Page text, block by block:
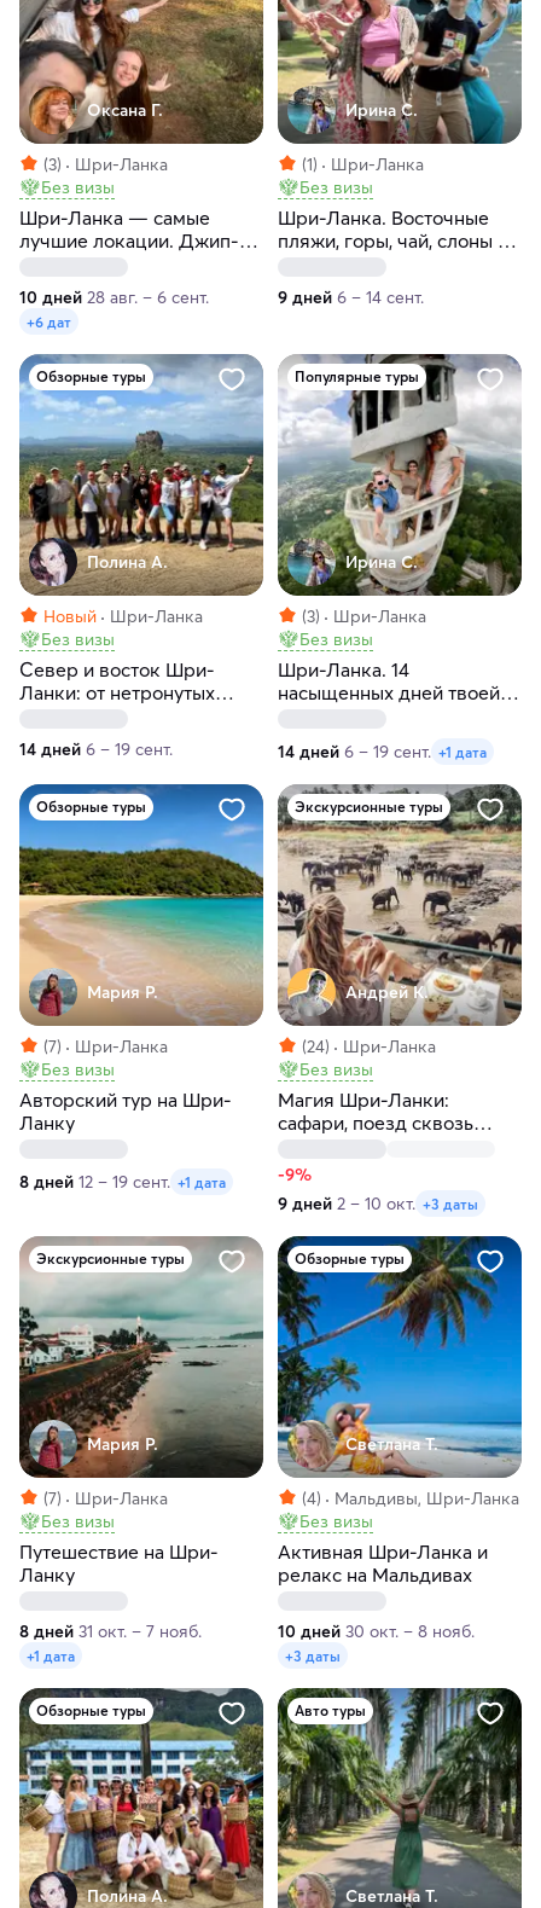
Оксана Г.
(3)
Шри-Ланка
Без визы
Шри-Ланка — самые
лучшие локации. Джип-
10 дней 28 авг. – 6 сент.
+6 дат
Ирина С.
(1)
Шри-Ланка
Без визы
Шри-Ланка. Восточные
пляжи, горы, чай, слоны и
9 дней 6 – 14 сент.
Обзорные туры
Полина А.
Новый
Шри-Ланка
Без визы
Север и восток Шри-
Ланки: от нетронутых
культурного наследия
14 дней 6 – 19 сент.
Популярные туры
Ирина С.
(3)
Шри-Ланка
Без визы
Шри-Ланка. 14
насыщенных дней твоей
горы, чай, киты и слоны
14 дней 6 – 19 сент. +1 дата
Обзорные туры
Мария Р.
(7)
Шри-Ланка
Без визы
Авторский тур на Шри-
Ланку
8 дней 12 – 19 сент. +1 дата
Экскурсионные туры
Андрей К.
(24)
Шри-Ланка
Без визы
Магия Шри-Ланки:
сафари, поезд сквозь
отдых у океана
-9%
9 дней 2 – 10 окт. +3 даты
Экскурсионные туры
Мария Р.
(7)
Шри-Ланка
Без визы
Путешествие на Шри-
Ланку
8 дней 31 окт. – 7 нояб.
+1 дата
Обзорные туры
Светлана Т.
(4)
Мальдивы, Шри-Ланка
Без визы
Активная Шри-Ланка и
релакс на Мальдивах
10 дней 30 окт. – 8 нояб.
+3 даты
Обзорные туры
Полина А.
Авто туры
Светлана Т.